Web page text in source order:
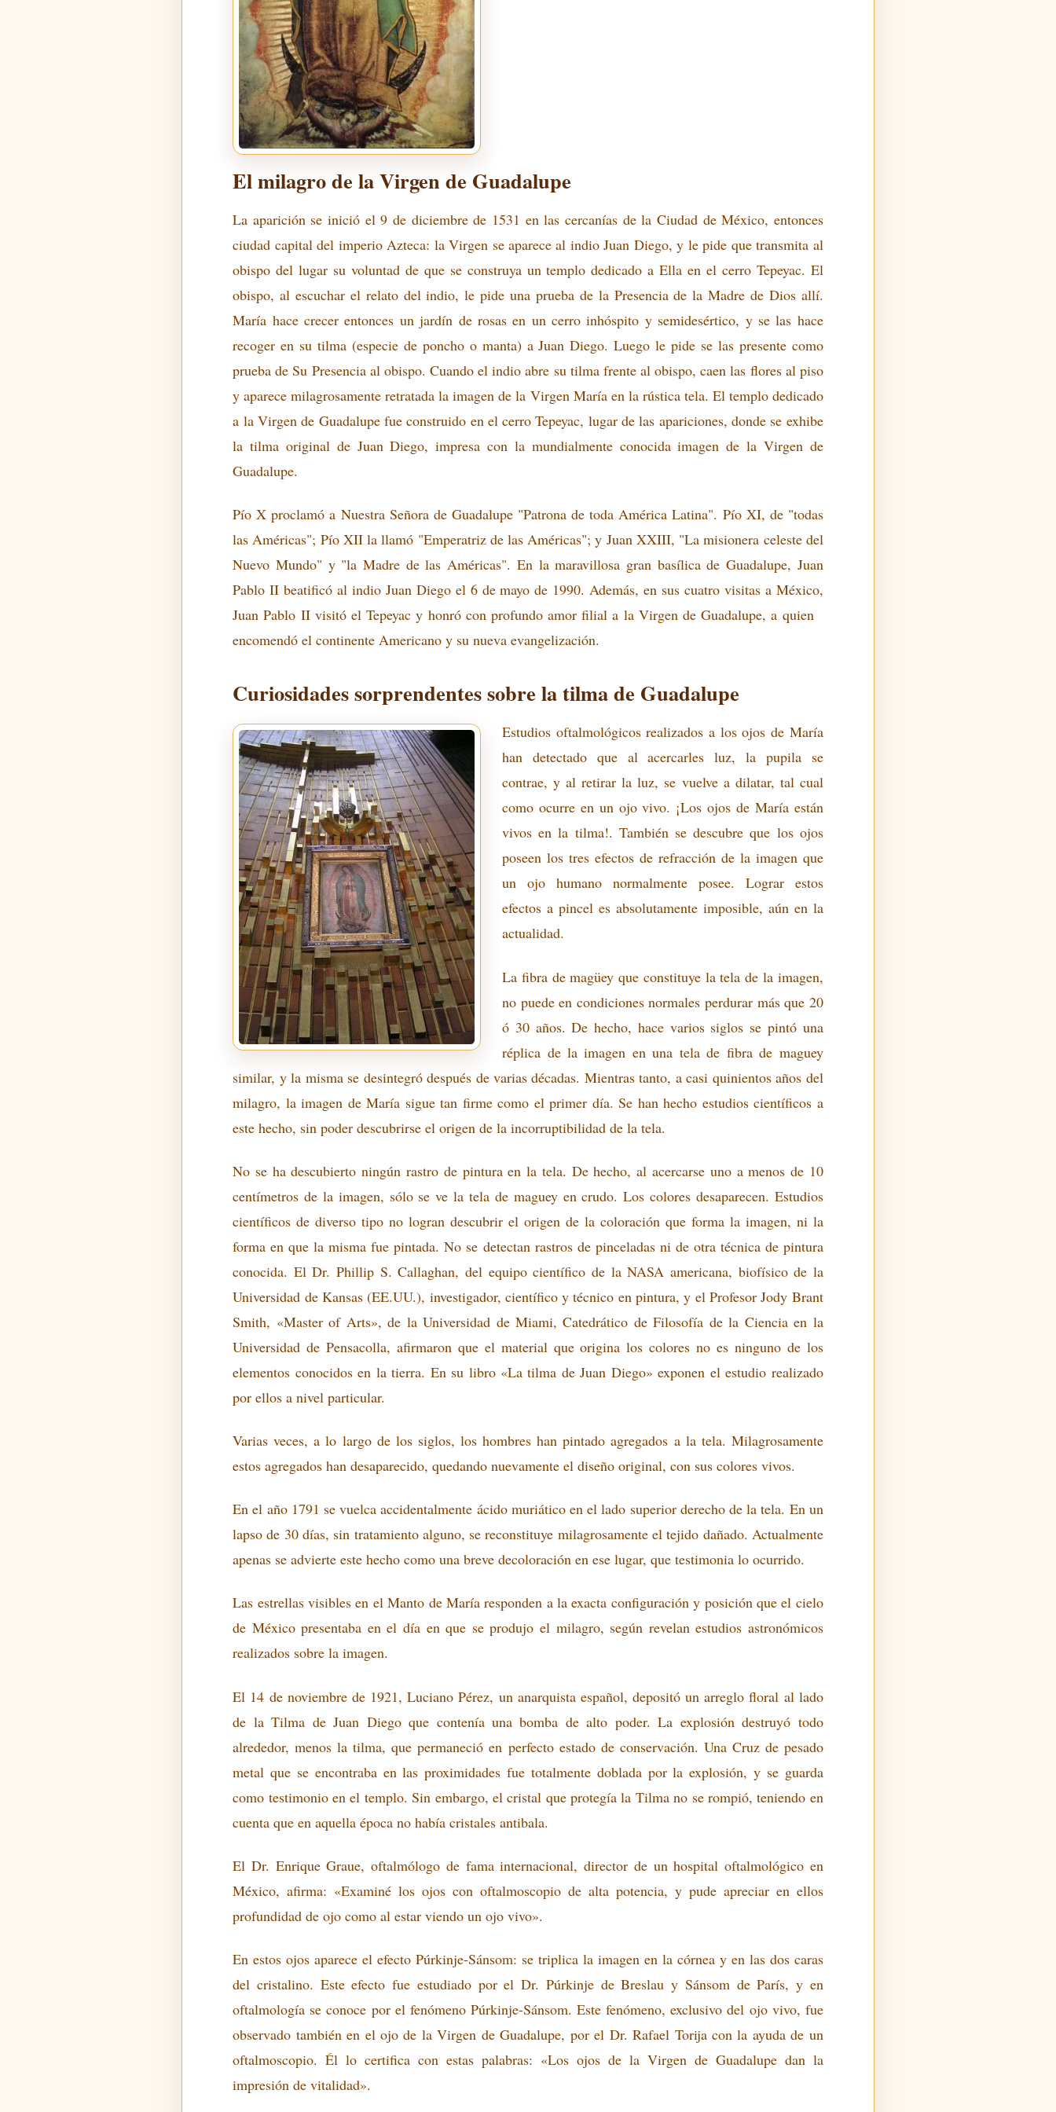
El milagro de la Virgen de Guadalupe
La aparición se inició el 9 de diciembre de 1531 en las cercanías de la Ciudad de México, entonces
ciudad capital del imperio Azteca: la Virgen se aparece al indio Juan Diego, y le pide que transmita al
obispo del lugar su voluntad de que se construya un templo dedicado a Ella en el cerro Tepeyac. El
obispo, al escuchar el relato del indio, le pide una prueba de la Presencia de la Madre de Dios allí.
María hace crecer entonces un jardín de rosas en un cerro inhóspito y semidesértico, y se las hace
recoger en su tilma (especie de poncho o manta) a Juan Diego. Luego le pide se las presente como
prueba de Su Presencia al obispo. Cuando el indio abre su tilma frente al obispo, caen las flores al piso
y aparece milagrosamente retratada la imagen de la Virgen María en la rústica tela. El templo dedicado
a la Virgen de Guadalupe fue construido en el cerro Tepeyac, lugar de las apariciones, donde se exhibe
la tilma original de Juan Diego, impresa con la mundialmente conocida imagen de la Virgen de
Guadalupe.
Pío X proclamó a Nuestra Señora de Guadalupe "Patrona de toda América Latina". Pío XI, de "todas
las Américas"; Pío XII la llamó "Emperatriz de las Américas"; y Juan XXIII, "La misionera celeste del
Nuevo Mundo" y "la Madre de las Américas". En la maravillosa gran basílica de Guadalupe, Juan
Pablo II beatificó al indio Juan Diego el 6 de mayo de 1990. Además, en sus cuatro visitas a México,
Juan Pablo II visitó el Tepeyac y honró con profundo amor filial a la Virgen de Guadalupe, a quien
encomendó el continente Americano y su nueva evangelización.
Curiosidades sorprendentes sobre la tilma de Guadalupe
Estudios oftalmológicos realizados a los ojos de María
han detectado que al acercarles luz, la pupila se
contrae, y al retirar la luz, se vuelve a dilatar, tal cual
como ocurre en un ojo vivo. ¡Los ojos de María están
vivos en la tilma!. También se descubre que los ojos
poseen los tres efectos de refracción de la imagen que
un ojo humano normalmente posee. Lograr estos
efectos a pincel es absolutamente imposible, aún en la
actualidad.
La fibra de magüey que constituye la tela de la imagen,
no puede en condiciones normales perdurar más que 20
ó 30 años. De hecho, hace varios siglos se pintó una
réplica de la imagen en una tela de fibra de maguey
similar, y la misma se desintegró después de varias décadas. Mientras tanto, a casi quinientos años del
milagro, la imagen de María sigue tan firme como el primer día. Se han hecho estudios científicos a
este hecho, sin poder descubrirse el origen de la incorruptibilidad de la tela.
No se ha descubierto ningún rastro de pintura en la tela. De hecho, al acercarse uno a menos de 10
centímetros de la imagen, sólo se ve la tela de maguey en crudo. Los colores desaparecen. Estudios
científicos de diverso tipo no logran descubrir el origen de la coloración que forma la imagen, ni la
forma en que la misma fue pintada. No se detectan rastros de pinceladas ni de otra técnica de pintura
conocida. El Dr. Phillip S. Callaghan, del equipo científico de la NASA americana, biofísico de la
Universidad de Kansas (EE.UU.), investigador, científico y técnico en pintura, y el Profesor Jody Brant
Smith, «Master of Arts», de la Universidad de Miami, Catedrático de Filosofía de la Ciencia en la
Universidad de Pensacolla, afirmaron que el material que origina los colores no es ninguno de los
elementos conocidos en la tierra. En su libro «La tilma de Juan Diego» exponen el estudio realizado
por ellos a nivel particular.
Varias veces, a lo largo de los siglos, los hombres han pintado agregados a la tela. Milagrosamente
estos agregados han desaparecido, quedando nuevamente el diseño original, con sus colores vivos.
En el año 1791 se vuelca accidentalmente ácido muriático en el lado superior derecho de la tela. En un
lapso de 30 días, sin tratamiento alguno, se reconstituye milagrosamente el tejido dañado. Actualmente
apenas se advierte este hecho como una breve decoloración en ese lugar, que testimonia lo ocurrido.
Las estrellas visibles en el Manto de María responden a la exacta configuración y posición que el cielo
de México presentaba en el día en que se produjo el milagro, según revelan estudios astronómicos
realizados sobre la imagen.
El 14 de noviembre de 1921, Luciano Pérez, un anarquista español, depositó un arreglo floral al lado
de la Tilma de Juan Diego que contenía una bomba de alto poder. La explosión destruyó todo
alrededor, menos la tilma, que permaneció en perfecto estado de conservación. Una Cruz de pesado
metal que se encontraba en las proximidades fue totalmente doblada por la explosión, y se guarda
como testimonio en el templo. Sin embargo, el cristal que protegía la Tilma no se rompió, teniendo en
cuenta que en aquella época no había cristales antibala.
El Dr. Enrique Graue, oftalmólogo de fama internacional, director de un hospital oftalmológico en
México, afirma: «Examiné los ojos con oftalmoscopio de alta potencia, y pude apreciar en ellos
profundidad de ojo como al estar viendo un ojo vivo».
En estos ojos aparece el efecto Púrkinje-Sánsom: se triplica la imagen en la córnea y en las dos caras
del cristalino. Este efecto fue estudiado por el Dr. Púrkinje de Breslau y Sánsom de París, y en
oftalmología se conoce por el fenómeno Púrkinje-Sánsom. Este fenómeno, exclusivo del ojo vivo, fue
observado también en el ojo de la Virgen de Guadalupe, por el Dr. Rafael Torija con la ayuda de un
oftalmoscopio. Él lo certifica con estas palabras: «Los ojos de la Virgen de Guadalupe dan la
impresión de vitalidad».